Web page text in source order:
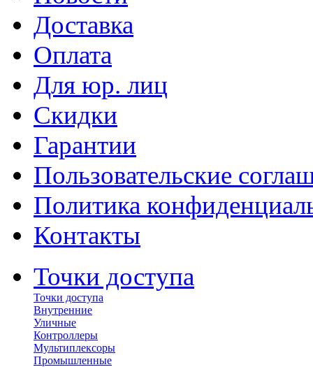
Доставка
Оплата
Для юр. лиц
Скидки
Гарантии
Пользовательские
Политика
Контакты
Точки доступа
Точки доступа
Внутренние
Уличные
Контроллеры
Мультиплексоры
Промышленные